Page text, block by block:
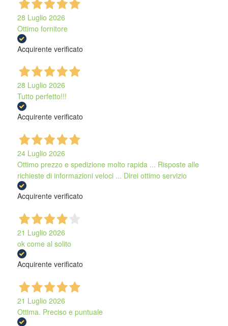
28 Luglio 2026
Ottimo fornitore
Acquirente verificato
28 Luglio 2026
Tutto perfetto!!!
Acquirente verificato
24 Luglio 2026
Ottimo prezzo e spedizione molto rapida ... Risposte alle
richieste di informazioni veloci ... Direi ottimo servizio
Acquirente verificato
21 Luglio 2026
ok come al solito
Acquirente verificato
21 Luglio 2026
Ottima. Preciso e puntuale